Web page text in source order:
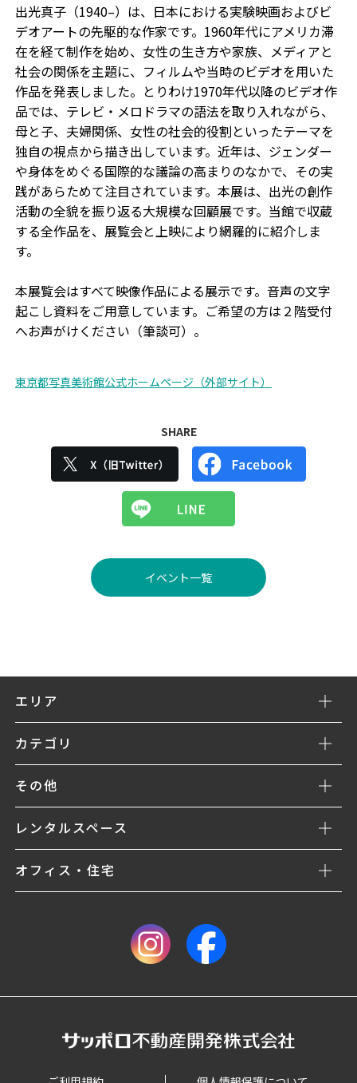
出光真子（1940–）は、日本における実験映画およびビ
デオアートの先駆的な作家です。1960年代にアメリカ滞
在を経て制作を始め、女性の生き方や家族、メディアと
社会の関係を主題に、フィルムや当時のビデオを用いた
作品を発表しました。とりわけ1970年代以降のビデオ作
品では、テレビ・メロドラマの語法を取り入れながら、
母と子、夫婦関係、女性の社会的役割といったテーマを
独自の視点から描き出しています。近年は、ジェンダー
や身体をめぐる国際的な議論の高まりのなかで、その実
践があらためて注目されています。本展は、出光の創作
活動の全貌を振り返る大規模な回顧展です。当館で収蔵
する全作品を、展覧会と上映により網羅的に紹介しま
す。
本展覧会はすべて映像作品による展示です。音声の文字
起こし資料をご用意しています。ご希望の方は２階受付
へお声がけください（筆談可）。
東京都写真美術館公式ホームページ（外部サイト）
SHARE
イベント一覧
エリア
カテゴリ
その他
レンタルスペース
オフィス・住宅